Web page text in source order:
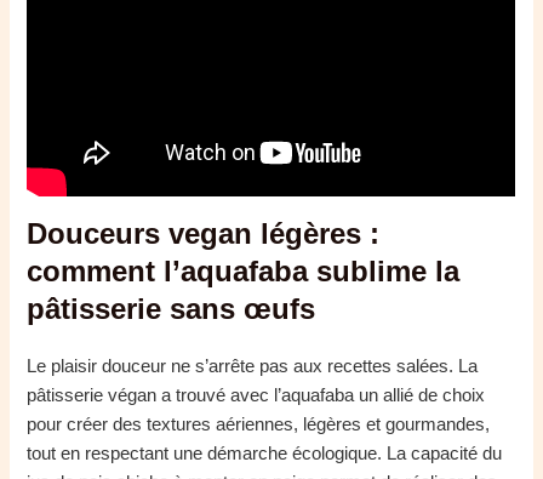
Douceurs vegan légères :
comment l’aquafaba sublime la
pâtisserie sans œufs
Le plaisir douceur ne s’arrête pas aux recettes salées. La
pâtisserie végan a trouvé avec l’aquafaba un allié de choix
pour créer des textures aériennes, légères et gourmandes,
tout en respectant une démarche écologique. La capacité du